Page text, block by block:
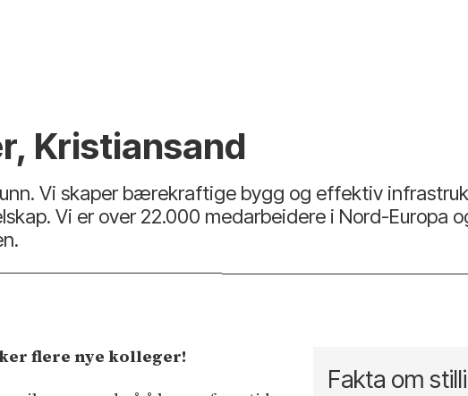
Kristiansand
Vi skaper bærekraftige bygg og effektiv
Vi er over 22.000 medarbeidere i Nord-Europa
Fakta om
flere nye kolleger!